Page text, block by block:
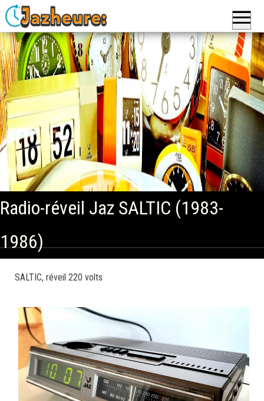
Jazheure
: Réveils,
Montres
et
Horloges,
pendules
de la
marque
Jaz
Radio-réveil Jaz SALTIC (1983-
1986)
SALTIC, réveil 220 volts